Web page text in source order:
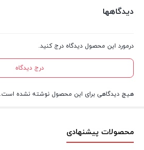
دیدگاهها
درمورد این محصول دیدگاه درج کنید.
درج دیدگاه
هیچ دیدگاهی برای این محصول نوشته نشده است.
محصولات پیشنهادی